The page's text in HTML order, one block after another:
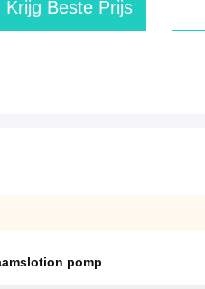
Krijg Beste Prijs
pomp